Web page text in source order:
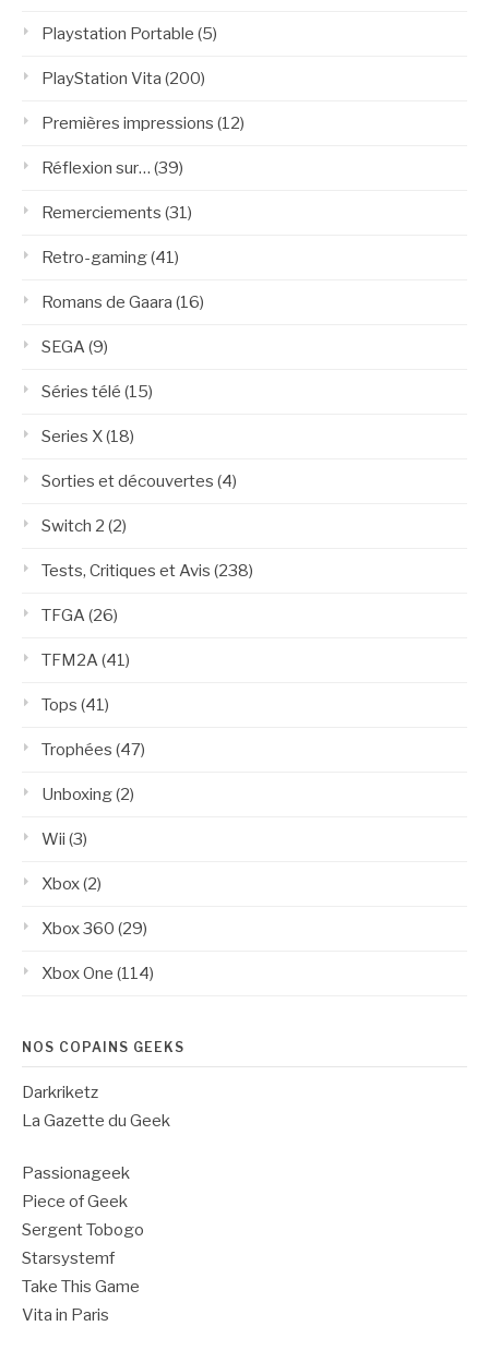
Playstation Portable (5)
PlayStation Vita (200)
Premières impressions (12)
Réflexion sur… (39)
Remerciements (31)
Retro-gaming(41)
Romans de Gaara (16)
SEGA(9)
Séries télé (15)
Series X(18)
Sorties et découvertes (4)
Switch 2 (2)
Tests, Critiques et Avis (238)
TFGA(26)
TFM2A(41)
Tops (41)
Trophées (47)
Unboxing(2)
Wii (3)
Xbox(2)
Xbox 360 (29)
Xbox One (114)
NOS COPAINS GEEKS
Darkriketz
La Gazette du Geek
Passionageek
Piece of Geek
Sergent Tobogo
Starsystemf
Take This Game
Vita in Paris